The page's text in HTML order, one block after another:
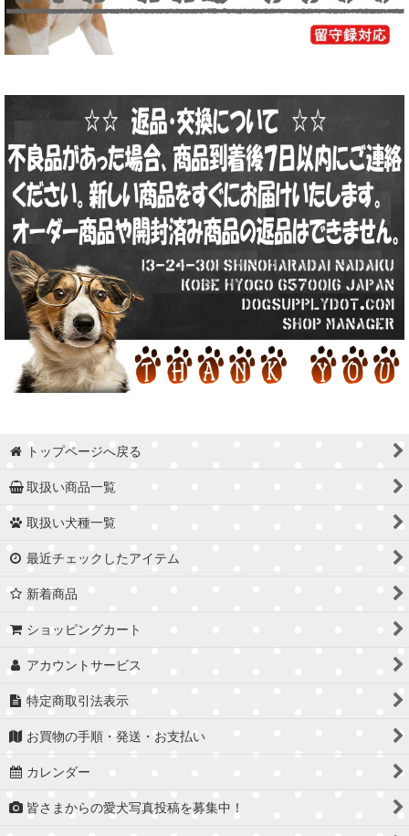
トップページへ戻る
取扱い商品一覧
取扱い犬種一覧
最近チェックしたアイテム
新着商品
ショッピングカート
アカウントサービス
特定商取引法表示
お買物の手順・発送・お支払い
カレンダー
皆さまからの愛犬写真投稿を募集中！